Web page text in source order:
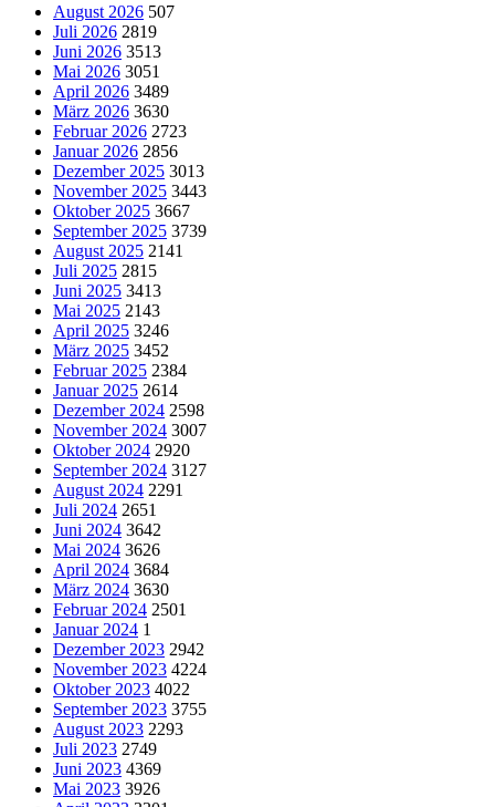
August 2026 507
Juli 2026 2819
Juni 2026 3513
Mai 2026 3051
April 2026 3489
März 2026 3630
Februar 2026 2723
Januar 2026 2856
Dezember 2025 3013
November 2025 3443
Oktober 2025 3667
September 2025 3739
August 2025 2141
Juli 2025 2815
Juni 2025 3413
Mai 2025 2143
April 2025 3246
März 2025 3452
Februar 2025 2384
Januar 2025 2614
Dezember 2024 2598
November 2024 3007
Oktober 2024 2920
September 2024 3127
August 2024 2291
Juli 2024 2651
Juni 2024 3642
Mai 2024 3626
April 2024 3684
März 2024 3630
Februar 2024 2501
Januar 2024 1
Dezember 2023 2942
November 2023 4224
Oktober 2023 4022
September 2023 3755
August 2023 2293
Juli 2023 2749
Juni 2023 4369
Mai 2023 3926